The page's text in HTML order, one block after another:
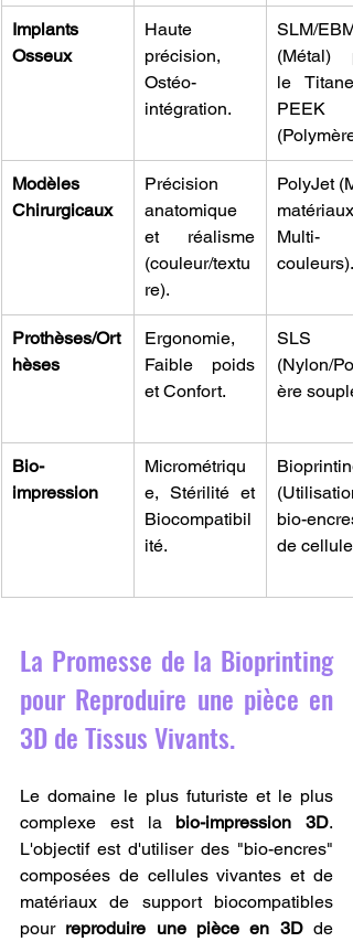
Implants
Osseux
Haute
précision,
Ostéo-
intégration.
SLM/EBM
(Métal)
le
PEEK
Modèles
Chirurgicaux
Précision
anatomique
et réalisme
(couleur/textu
re).
PolyJet
matériaux,
Multi-
couleurs).
Prothèses/Ort
hèses
Ergonomie,
Faible poids
et Confort.
SLS
(Nylon/
ère
Bio-
impression
Micrométriqu
e, Stérilité et
Biocompatibil
ité.
Bioprinting
bio-
de
La Promesse de la Bioprinting
pour Reproduire une pièce en
3D de Tissus Vivants.
Le domaine le plus futuriste et le plus
complexe est la bio-impression 3D.
L'objectif est d'utiliser des "bio-encres"
composées de cellules vivantes et de
matériaux de support biocompatibles
pour reproduire une pièce en 3D de